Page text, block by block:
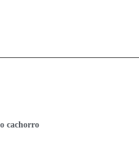
cachorro